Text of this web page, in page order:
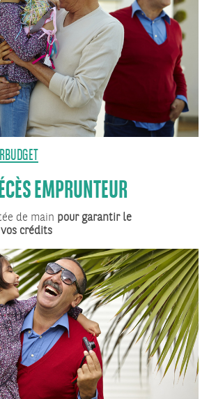
EMPRUNTEUR
de main pour garantir le
crédits